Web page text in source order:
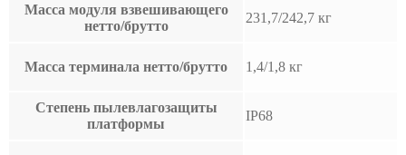
Масса модуля взвешивающего
нетто/брутто
231,7/242,7 кг
Масса терминала нетто/брутто 1,4/1,8 кг
Степень пылевлагозащиты
платформы
IP68